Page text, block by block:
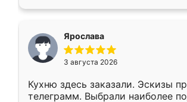
Ярослава
3 августа 2026
Кухню здесь заказали. Эскизы
телеграмм. Выбрали наиболее